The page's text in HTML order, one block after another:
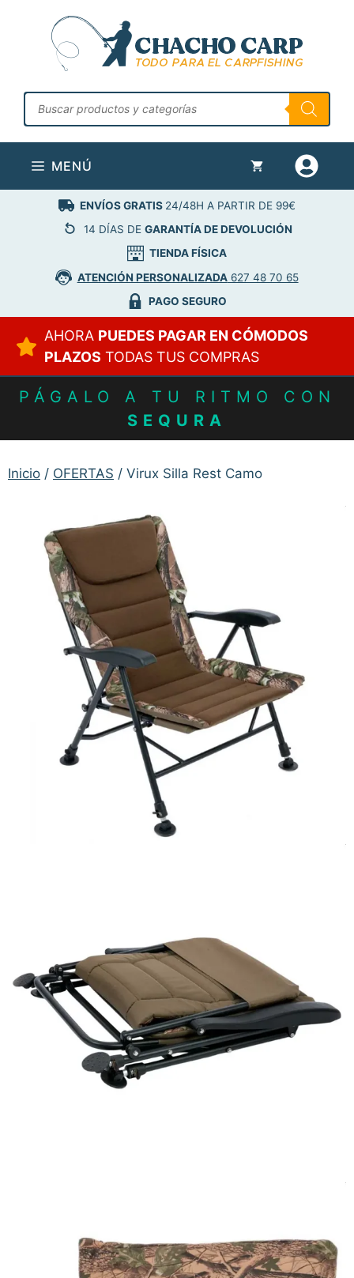
contenido
Búsqueda
de
productos
MENÚ
ENVÍOS GRATIS 24/48H A PARTIR DE 99€
14 DÍAS DE GARANTÍA DE DEVOLUCIÓN
TIENDA FÍSICA
ATENCIÓN PERSONALIZADA627 48 70 65
PAGO SEGURO
AHORA PUEDES PAGAR EN CÓMODOS
PLAZOS TODAS TUS COMPRAS
PÁGALO A TU RITMO CON
SEQURA
Inicio / OFERTAS / Virux Silla Rest Camo